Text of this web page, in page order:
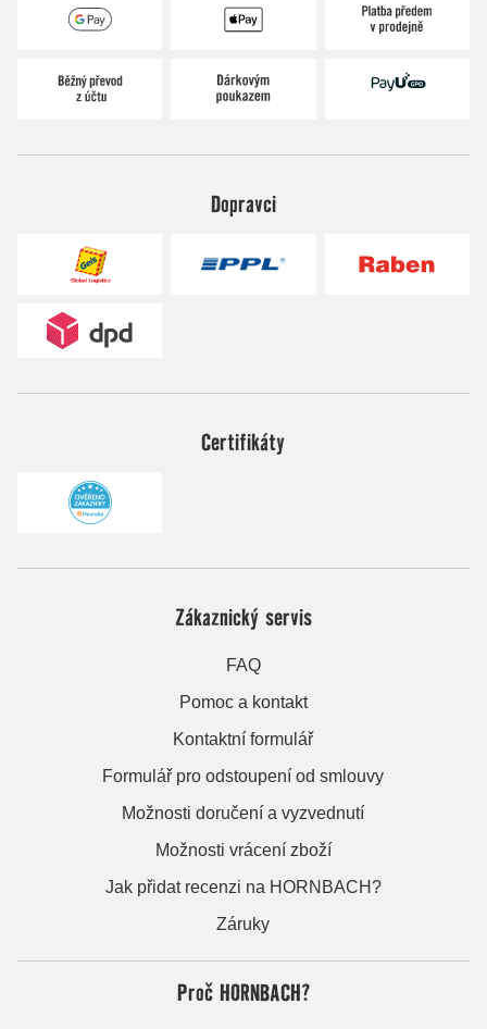
Dopravci
Certifikáty
Zákaznický servis
FAQ
Pomoc a kontakt
Kontaktní formulář
Formulář pro odstoupení od smlouvy
Možnosti doručení a vyzvednutí
Možnosti vrácení zboží
Jak přidat recenzi na HORNBACH?
Záruky
Proč HORNBACH?